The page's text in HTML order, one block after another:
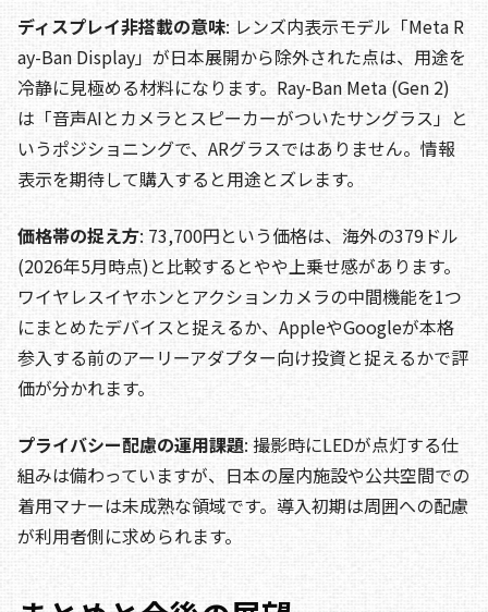
ディスプレイ非搭載の意味: レンズ内表示モデル「Meta R
ay-Ban Display」が日本展開から除外された点は、用途を
冷静に見極める材料になります。Ray-Ban Meta (Gen 2)
は「音声AIとカメラとスピーカーがついたサングラス」と
いうポジショニングで、ARグラスではありません。情報
表示を期待して購入すると用途とズレます。
価格帯の捉え方: 73,700円という価格は、海外の379ドル
(2026年5月時点)と比較するとやや上乗せ感があります。
ワイヤレスイヤホンとアクションカメラの中間機能を1つ
にまとめたデバイスと捉えるか、AppleやGoogleが本格
参入する前のアーリーアダプター向け投資と捉えるかで評
価が分かれます。
プライバシー配慮の運用課題: 撮影時にLEDが点灯する仕
組みは備わっていますが、日本の屋内施設や公共空間での
着用マナーは未成熟な領域です。導入初期は周囲への配慮
が利用者側に求められます。